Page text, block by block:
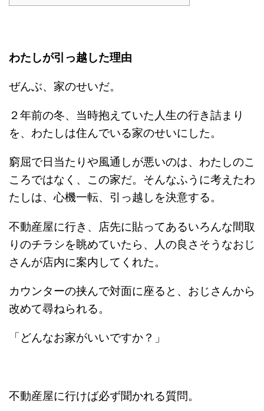
わたしが引っ越した理由
ぜんぶ、家のせいだ。
２年前の冬、当時抱えていた人生の行き詰まり
を、わたしは住んでいる家のせいにした。
窮屈で日当たりや風通しが悪いのは、わたしのこ
ころではなく、この家だ。そんなふうに考えたわ
たしは、心機一転、引っ越しを決意する。
不動産屋に行き、店先に貼ってあるいろんな間取
りのチラシを眺めていたら、人の良さそうなおじ
さんが店内に案内してくれた。
カウンターの挟んで対面に座ると、おじさんから
改めて尋ねられる。
「どんなお家がいいですか？」
不動産屋に行けば必ず聞かれる質問。